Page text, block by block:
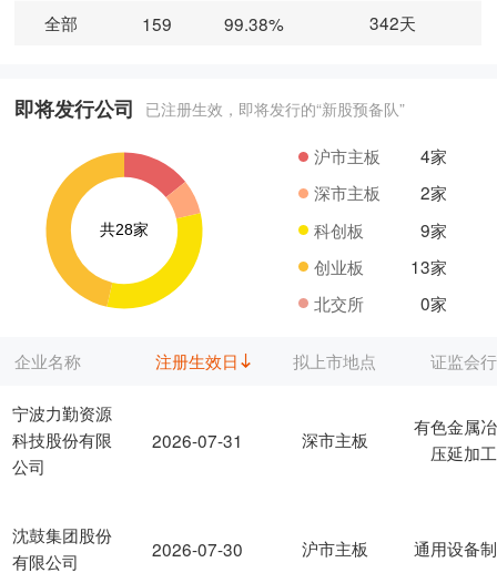
全部
159 99.38% 342天
即将发行公司 已注册生效，即将发行的“新股预备队”
沪市主板
4家
深市主板
2家
科创板
9家
创业板
13家
北交所
0家
企业名称
宁波力勤资源
科技股份有限
公司
沈鼓集团股份
有限公司
注册生效日 拟上市地点 证监会
2026-07-31 深市主板
有色金属
压延加
2026-07-30 沪市主板 通用设备